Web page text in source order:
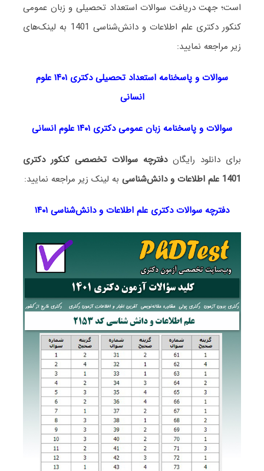
است؛ جهت دریافت سوالات استعداد تحصیلی و زبان عمومی
کنکور دکتری علم اطلاعات و دانش‌شناسی 1401 به لینک‌های
زیر مراجعه نمایید:
سوالات و پاسخنامه استعداد تحصیلی دکتری
۱۴۰۱ علوم
انسانی
سوالات و پاسخنامه زبان عمومی دکتری ۱۴۰۱ علوم انسانی
برای دانلود رایگاندفترچه سوالات تخصصی کنکور دکتری
1401 علم اطلاعات و دانش‌شناسی
به لینک زیر مراجعه نمایید:
دفترچه سوالات دکتری علم اطلاعات و دانش‌شناسی ۱۴۰۱